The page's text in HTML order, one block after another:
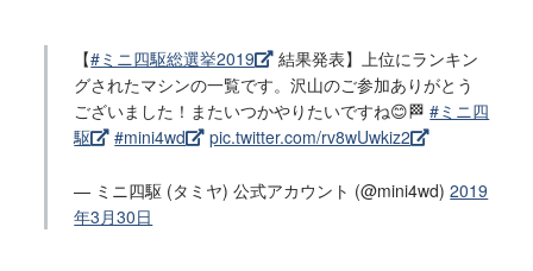
【#ミニ四駆総選挙2019
結果発表】上位にランキン
グされたマシンの一覧です。沢山のご参加ありがとう
ございました！またいつかやりたいですね😊🏁#ミニ四
駆
#mini4wd pic.twitter.com/rv8wUwkiz2
— ミニ四駆 (タミヤ) 公式アカウント (@mini4wd)2019
年3月30日